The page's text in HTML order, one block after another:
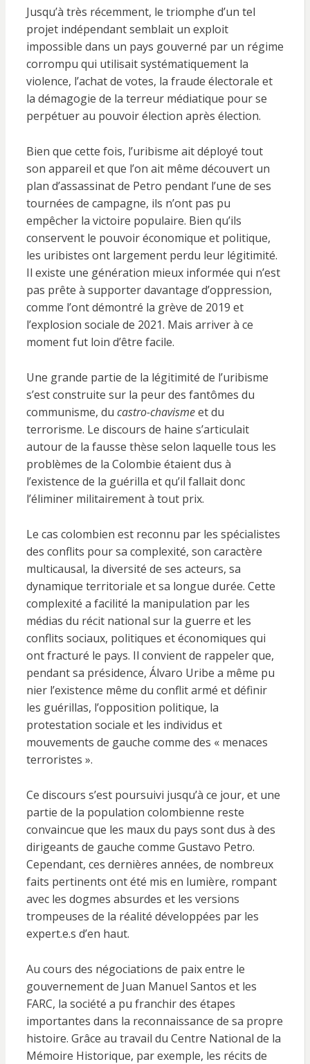
Jusqu’à très récemment, le triomphe d’un tel
projet indépendant semblait un exploit
impossible dans un pays gouverné par un régime
corrompu qui utilisait systématiquement la
violence, l’achat de votes, la fraude électorale et
la démagogie de la terreur médiatique pour se
perpétuer au pouvoir élection après élection.
Bien que cette fois, l’uribisme ait déployé tout
son appareil et que l’on ait même découvert un
plan d’assassinat de Petro pendant l’une de ses
tournées de campagne, ils n’ont pas pu
empêcher la victoire populaire. Bien qu’ils
conservent le pouvoir économique et politique,
les uribistes ont largement perdu leur légitimité.
Il existe une génération mieux informée qui n’est
pas prête à supporter davantage d’oppression,
comme l’ont démontré la grève de 2019 et
l’explosion sociale de 2021. Mais arriver à ce
moment fut loin d’être facile.
Une grande partie de la légitimité de l’uribisme
s’est construite sur la peur des fantômes du
communisme, du castro-chavismeet du
terrorisme. Le discours de haine s’articulait
autour de la fausse thèse selon laquelle tous les
problèmes de la Colombie étaient dus à
l’existence de la guérilla et qu’il fallait donc
l’éliminer militairement à tout prix.
Le cas colombien est reconnu par les spécialistes
des conflits pour sa complexité, son caractère
multicausal, la diversité de ses acteurs, sa
dynamique territoriale et sa longue durée. Cette
complexité a facilité la manipulation par les
médias du récit national sur la guerre et les
conflits sociaux, politiques et économiques qui
ont fracturé le pays. Il convient de rappeler que,
pendant sa présidence, Álvaro Uribe a même pu
nier l’existence même du conflit armé et définir
les guérillas, l’opposition politique, la
protestation sociale et les individus et
mouvements de gauche comme des « menaces
terroristes ».
Ce discours s’est poursuivi jusqu’à ce jour, et une
partie de la population colombienne reste
convaincue que les maux du pays sont dus à des
dirigeants de gauche comme Gustavo Petro.
Cependant, ces dernières années, de nombreux
faits pertinents ont été mis en lumière, rompant
avec les dogmes absurdes et les versions
trompeuses de la réalité développées par les
expert.e.s d’en haut.
Au cours des négociations de paix entre le
gouvernement de Juan Manuel Santos et les
FARC, la société a pu franchir des étapes
importantes dans la reconnaissance de sa propre
histoire. Grâce au travail du Centre National de la
Mémoire Historique, par exemple, les récits de